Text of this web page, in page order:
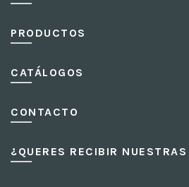
PRODUCTOS
CATÁLOGOS
CONTACTO
¿QUERES RECIBIR